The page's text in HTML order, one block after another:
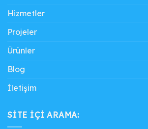
Hizmetler
Projeler
Ürünler
Blog
İletişim
SITE IÇI ARAMA: